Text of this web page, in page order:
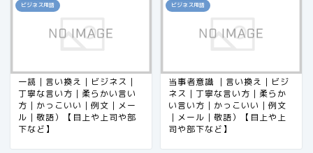
ビジネス用語
一読｜言い換え｜ビジネス｜
丁寧な言い方｜柔らかい言い
方｜かっこいい｜例文｜メー
ル｜敬語）【目上や上司や部
下など】
ビジネス用語
当事者意識 ｜言い換え｜ビジ
ネス｜丁寧な言い方｜柔らか
い言い方｜かっこいい｜例文
｜メール｜敬語）【目上や上
司や部下など】